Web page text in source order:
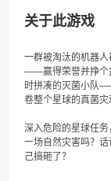
关于此游戏
一群被淘汰的机器
——赢得荣誉并挣个
时拼凑的灭菌小队
卷整个星球的真菌灾
深入危险的星球任
一场自然灾害吗？
己搞砸了？